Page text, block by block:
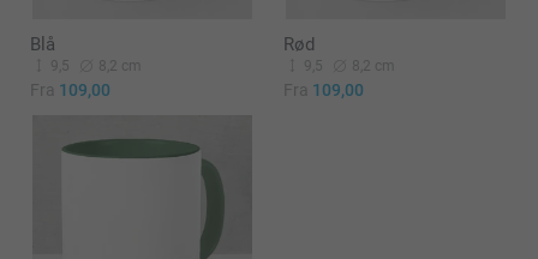
Blå
9,5 8,2 cm
Fra 109,00
Rød
9,5 8,2 cm
Fra 109,00